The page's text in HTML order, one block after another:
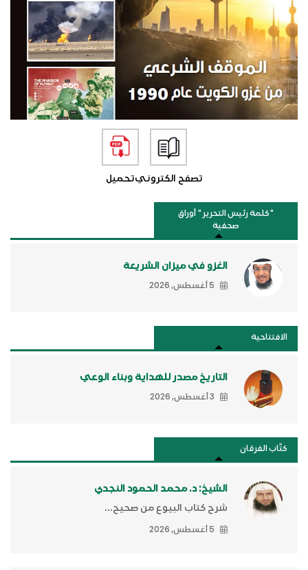
تصفح الكترونيتحميل
"كلمة رئيس التحرير " أوراق
صحفية
الغزو في ميزان الشريعة
5 أغسطس, 2026
الافتتاحية
التاريخ مصدر للهداية وبناء الوعي
3 أغسطس, 2026
كتَّاب الفرقان
الشيخ: د. محمد الحمود النجدي
شرح كتاب البيوع من صحيح...
5 أغسطس, 2026